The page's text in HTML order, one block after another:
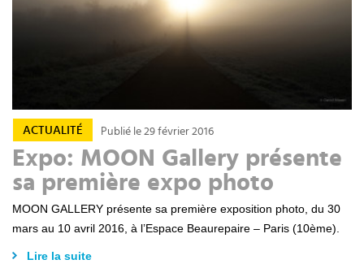
ACTUALITÉ Publié le 29 février 2016
Expo: MOON Gallery présente
sa première expo photo
MOON GALLERY présente sa première exposition photo, du 30
mars au 10 avril 2016, à l’Espace Beaurepaire – Paris (10ème).
Lire la suite